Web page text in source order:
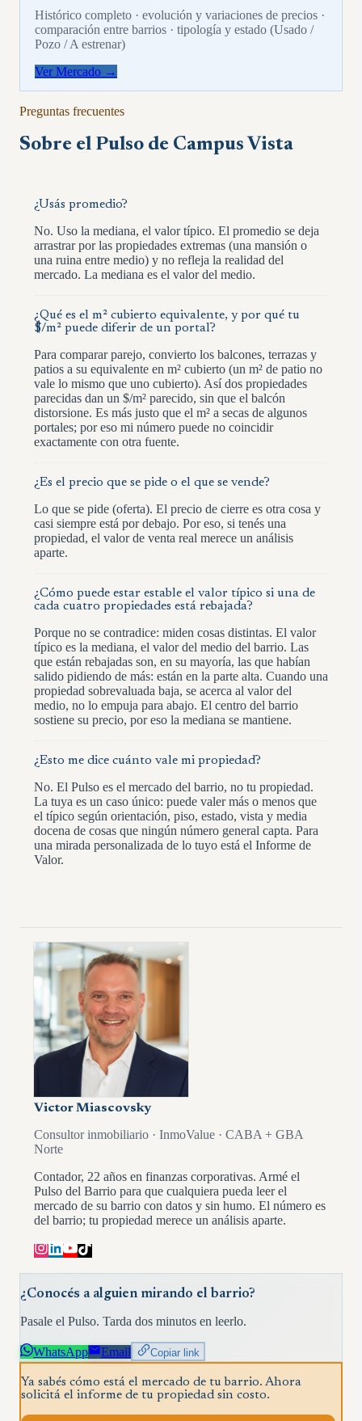
Histórico completo · evolución y variaciones de precios ·
comparación entre barrios · tipología y estado (Usado /
Pozo / A estrenar)
Ver Mercado →
Preguntas frecuentes
Sobre el Pulso de Campus Vista
¿Usás promedio?
No. Uso la mediana, el valor típico. El promedio se deja
arrastrar por las propiedades extremas (una mansión o
una ruina entre medio) y no refleja la realidad del
mercado. La mediana es el valor del medio.
¿Qué es el m² cubierto equivalente, y por qué tu
$/m² puede diferir de un portal?
Para comparar parejo, convierto los balcones, terrazas y
patios a su equivalente en m² cubierto (un m² de patio no
vale lo mismo que uno cubierto). Así dos propiedades
parecidas dan un $/m² parecido, sin que el balcón
distorsione. Es más justo que el m² a secas de algunos
portales; por eso mi número puede no coincidir
exactamente con otra fuente.
¿Es el precio que se pide o el que se vende?
Lo que se pide (oferta). El precio de cierre es otra cosa y
casi siempre está por debajo. Por eso, si tenés una
propiedad, el valor de venta real merece un análisis
aparte.
¿Cómo puede estar estable el valor típico si una de
cada cuatro propiedades está rebajada?
Porque no se contradice: miden cosas distintas. El valor
típico es la mediana, el valor del medio del barrio. Las
que están rebajadas son, en su mayoría, las que habían
salido pidiendo de más: están en la parte alta. Cuando una
propiedad sobrevaluada baja, se acerca al valor del
medio, no lo empuja para abajo. El centro del barrio
sostiene su precio, por eso la mediana se mantiene.
¿Esto me dice cuánto vale mi propiedad?
No. El Pulso es el mercado del barrio, no tu propiedad.
La tuya es un caso único: puede valer más o menos que
el típico según orientación, piso, estado, vista y media
docena de cosas que ningún número general capta. Para
una mirada personalizada de lo tuyo está el Informe de
Valor.
Victor Miascovsky
Consultor inmobiliario · InmoValue · CABA + GBA
Norte
Contador, 22 años en finanzas corporativas. Armé el
Pulso del Barrio para que cualquiera pueda leer el
mercado de su barrio con datos y sin humo. El número es
del barrio; tu propiedad merece un análisis aparte.
¿Conocés a alguien mirando el barrio?
Pasale el Pulso. Tarda dos minutos en leerlo.
WhatsApp Email Copiar link
Ya sabés cómo está el mercado de tu barrio. Ahora
solicitá el informe de tu propiedad sin costo.